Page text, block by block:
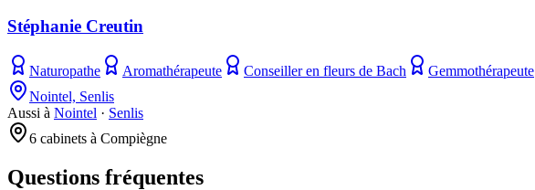
Stéphanie Creutin
Naturopathe Aromathérapeute Conseiller en fleurs de Bach Gemmothérapeute
Nointel, Senlis
Aussi à Nointel · Senlis
6 cabinets à Compiègne
Questions fréquentes